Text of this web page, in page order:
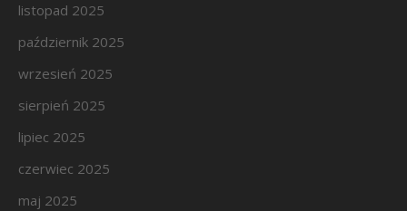
listopad 2025
październik 2025
wrzesień 2025
sierpień 2025
lipiec 2025
czerwiec 2025
maj 2025